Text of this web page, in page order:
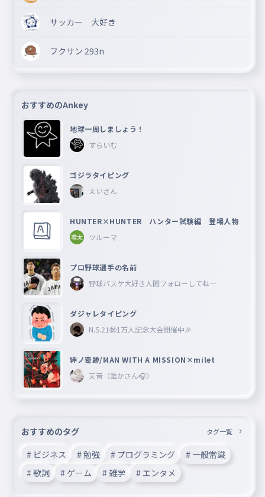
サッカー 大好き
フクサン 293n
おすすめのAnkey
地球一周しましょう！
すらいむ
ゴジラタイピング
えいさん
HUNTER×HUNTER ハンター試験編 登場人物
ツルーマ
プロ野球選手の名前
野球バスケ大好き人間フォローしてね―
ダジャレタイピング
N.S.21㊗︎1万人記念大会開催中🎉
絆ノ奇跡/MAN WITH A MISSION×milet
天音（誰かさん🎧）
おすすめのタグ タグ一覧
# ビジネス # 勉強 # プログラミング
# 一般常識
# 歌詞
# ゲーム # 雑学 # エンタメ